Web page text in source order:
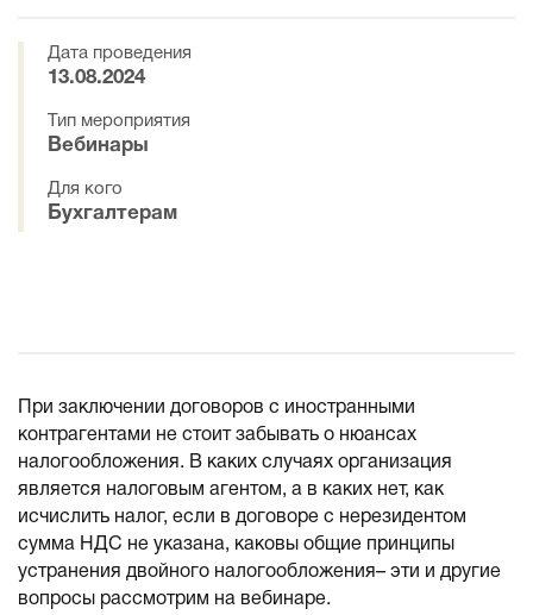
Дата проведения
13.08.2024
Тип мероприятия
Вебинары
Для кого
Бухгалтерам
При заключении договоров с иностранными
контрагентами не стоит забывать о нюансах
налогообложения. В каких случаях организация
является налоговым агентом, а в каких нет, как
исчислить налог, если в договоре с нерезидентом
сумма НДС не указана, каковы общие принципы
устранения двойного налогообложения– эти и другие
вопросы рассмотрим на вебинаре.